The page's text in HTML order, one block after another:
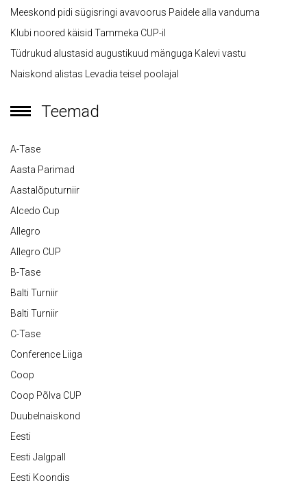
Meeskond pidi sügisringi avavoorus Paidele alla vanduma
Klubi noored käisid Tammeka CUP-il
Tüdrukud alustasid augustikuud mänguga Kalevi vastu
Naiskond alistas Levadia teisel poolajal
Teemad
A-Tase
Aasta Parimad
Aastalõputurniir
Alcedo Cup
Allegro
Allegro CUP
B-Tase
Balti Turniir
Balti Turniir
C-Tase
Conference Liiga
Coop
Coop Põlva CUP
Duubelnaiskond
Eesti
Eesti Jalgpall
Eesti Koondis